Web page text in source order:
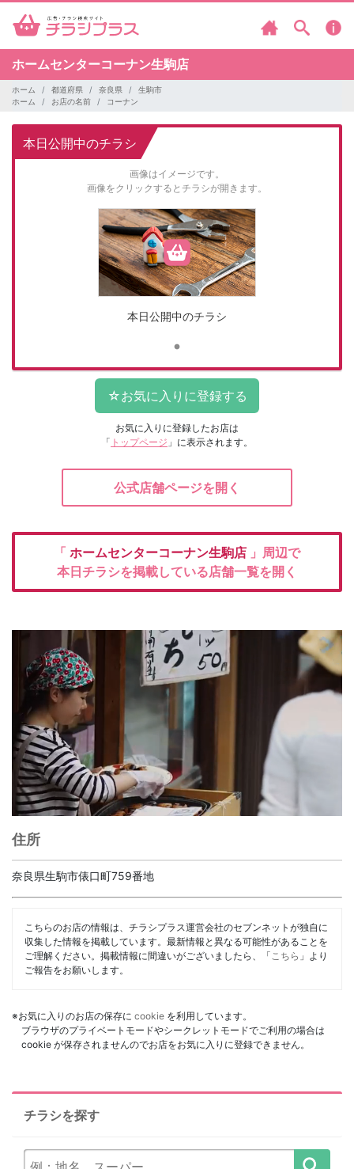
ホームセンターコーナン生駒店
ホーム 都道府県 奈良県
生駒市
ホーム
お店の名前 コーナン
本日公開中のチラシ
画像はイメージです。
画像をクリックするとチラシが開きます。
本日公開中のチラシ
お気に入りに登録したお店は
「 トップページ 」に表示されます。
公式店舗ページを開く
「 ホームセンターコーナン生駒店 」周辺で
本日チラシを掲載している店舗一覧を開く
住所
奈良県生駒市俵口町759番地
こちらのお店の情報は、チラシプラス運営会社のセブンネットが独自に
収集した情報を掲載しています。最新情報と異なる可能性があることを
ご理解ください。掲載情報に間違いがございましたら、「 こちら 」より
ご報告をお願いします。
※お気に入りのお店の保存に cookie を利用しています。
ブラウザのプライベートモードやシークレットモードでご利用の場合は
cookie が保存されませんのでお店をお気に入りに登録できません。
チラシを探す